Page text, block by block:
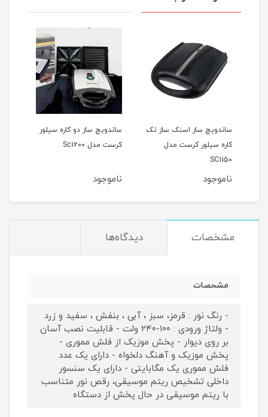
ساندویچ ساز اسنک ساز تک
کاره سیلور کرست مدل
SC1150
ناموجود
ساندویچ ساز دو کاره سیلور
کرست مدل Sc1200
ناموجود
مشخصات دیدگاه‌ها
مشحصات
- رنگ نور : قرمز، سبز ، آبی ، بنفش ، سفید و زرد
- ولتاژ ورودی : ۱۰۰-۲۴۰ ولت - قابلیت نصب آسان
بر روی دیوار - پخش موزیک از فلش مموری -
پخش موزیک و آهنگ دلخواه - دارای یک عدد
فلش مموری یک مگابایتی - دارای یک سنسور
داخلی تشخیص ریتم موسیقی، رقص نور متناسب
با ریتم موسیقی در حال پخش از دستگاه